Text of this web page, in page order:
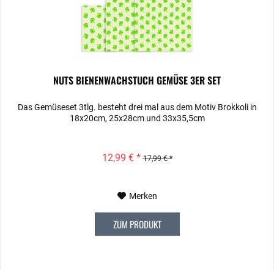
NUTS BIENENWACHSTUCH GEMÜSE 3ER SET
Das Gemüseset 3tlg. besteht drei mal aus dem Motiv Brokkoli in
18x20cm, 25x28cm und 33x35,5cm
12,99 € * 17,99 € *
Merken
ZUM PRODUKT